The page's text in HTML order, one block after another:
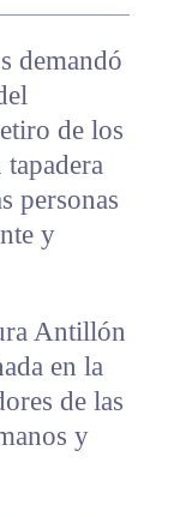
demandó
de los
personas
y
Antillón
en la
de las
y